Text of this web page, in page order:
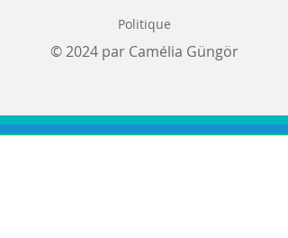
Politique
© 2024 par Camélia Güngör